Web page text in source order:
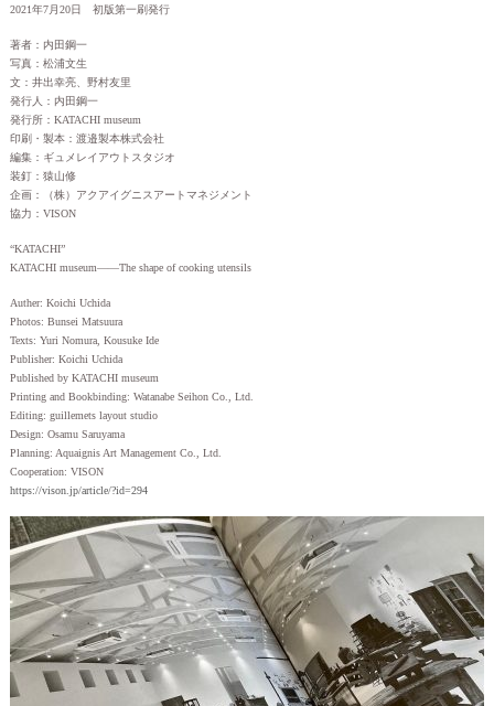
2021年7月20日 初版第一刷発行
著者：内田鋼一
写真：松浦文生
文：井出幸亮、野村友里
発行人：内田鋼一
発行所：KATACHI museum
印刷・製本：渡邉製本株式会社
編集：ギュメレイアウトスタジオ
装釘：猿山修
企画：（株）アクアイグニスアートマネジメント
協力：VISON
“KATACHI”
KATACHI museum——The shape of cooking utensils
Auther: Koichi Uchida
Photos: Bunsei Matsuura
Texts: Yuri Nomura, Kousuke Ide
Publisher: Koichi Uchida
Published by KATACHI museum
Printing and Bookbinding: Watanabe Seihon Co., Ltd.
Editing: guillemets layout studio
Design: Osamu Saruyama
Planning: Aquaignis Art Management Co., Ltd.
Cooperation: VISON
https://vison.jp/article/?id=294